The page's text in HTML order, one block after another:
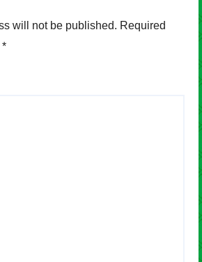
will not be published. Required
*